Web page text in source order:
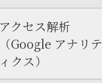
アクセス解析
（Google アナリテ
ィクス）